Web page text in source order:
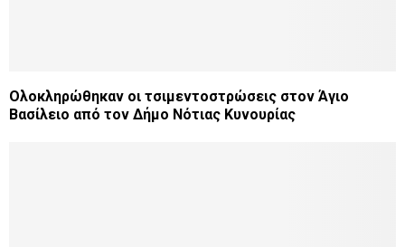
Ολοκληρώθηκαν οι τσιμεντοστρώσεις στον Άγιο
Βασίλειο από τον Δήμο Νότιας Κυνουρίας